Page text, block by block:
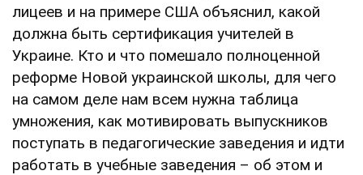
лицеев и на примере США объяснил, какой
должна быть сертификация учителей в
Украине. Кто и что помешало полноценной
реформе Новой украинской школы, для чего
на самом деле нам всем нужна таблица
умножения, как мотивировать выпускников
поступать в педагогические заведения и идти
работать в учебные заведения – об этом и